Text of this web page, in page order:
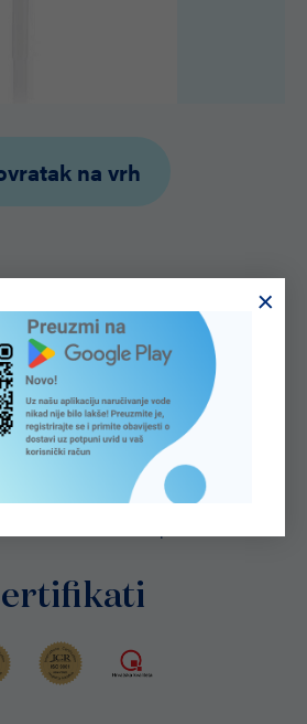
na vrh
VIŠE O NAMA
snaga
prirode.
vode Aquaviva svjedoče
koje dodjeljuju stručne i
Ponosni smo na dobivene